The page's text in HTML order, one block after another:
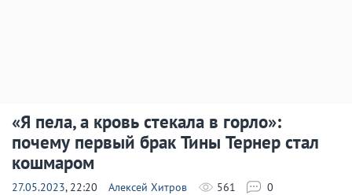
«Я пела, а кровь стекала в горло»:
почему первый брак Тины Тернер стал
кошмаром
27.05.2023, 22:20 Алексей Хитров 561 0